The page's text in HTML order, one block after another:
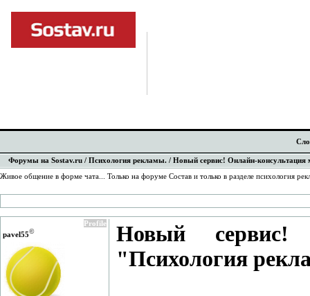
Форумы на Sostav.ru / Психология рекламы. / Новый сервис! Онлайн-
Живое общение в форме чата... Только на форуме Состав и только в разделе психология
Profile
pavel55©
Новый сервис!
"Психология